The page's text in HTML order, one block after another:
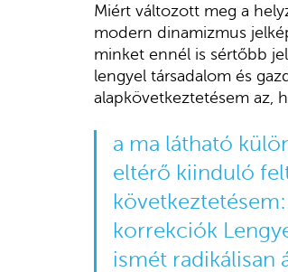
Miért változott meg a
modern dinamizmus
minket ennél is sértőbb
lengyel társadalom és
alapkövetkeztetésem az,
a ma látható
eltérő kiinduló
korrekciók
ismét radikálisan